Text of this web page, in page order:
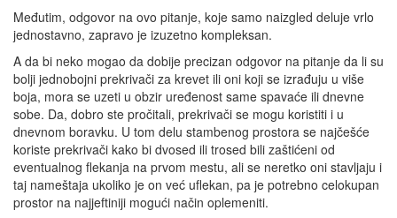
Međutim, odgovor na ovo pitanje, koje samo naizgled deluje vrlo
jednostavno, zapravo je izuzetno kompleksan.
A da bi neko mogao da dobije precizan odgovor na pitanje da li su
bolji jednobojni prekrivači za krevet ili oni koji se izrađuju u više
boja, mora se uzeti u obzir uređenost same spavaće ili dnevne
sobe. Da, dobro ste pročitali, prekrivači se mogu koristiti i u
dnevnom boravku. U tom delu stambenog prostora se najčešće
koriste prekrivači kako bi dvosed ili trosed bili zaštićeni od
eventualnog flekanja na prvom mestu, ali se neretko oni stavljaju i
taj nameštaja ukoliko je on već uflekan, pa je potrebno celokupan
prostor na najjeftiniji mogući način oplemeniti.